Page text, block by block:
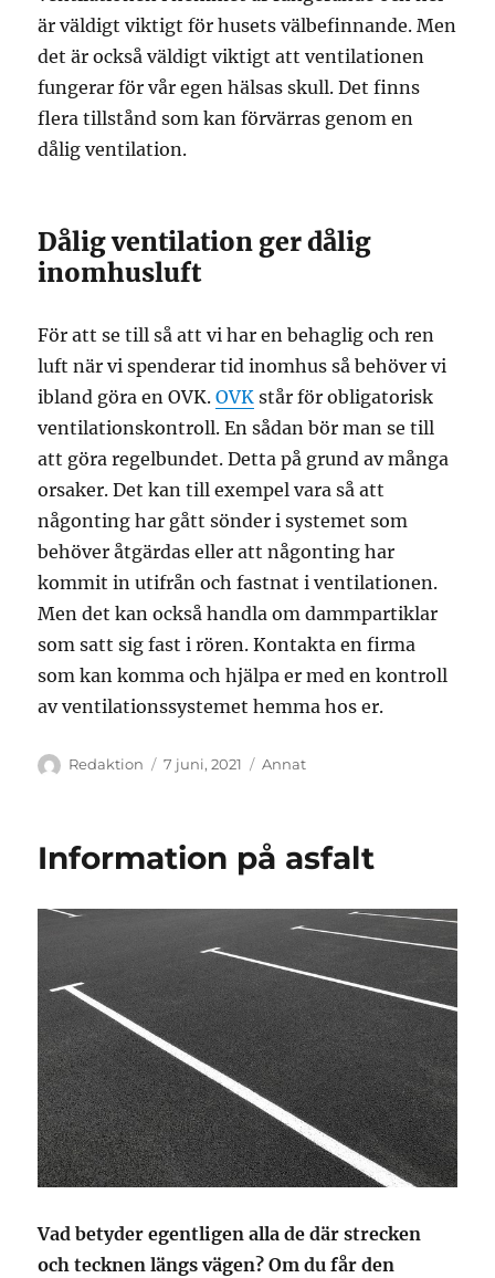
är väldigt viktigt för husets välbefinnande. Men
det är också väldigt viktigt att ventilationen
fungerar för vår egen hälsas skull. Det finns
flera tillstånd som kan förvärras genom en
dålig ventilation.
Dålig ventilation ger dålig
inomhusluft
För att se till så att vi har en behaglig och ren
luft när vi spenderar tid inomhus så behöver vi
ibland göra en OVK.OVK står för obligatorisk
ventilationskontroll. En sådan bör man se till
att göra regelbundet. Detta på grund av många
orsaker. Det kan till exempel vara så att
någonting har gått sönder i systemet som
behöver åtgärdas eller att någonting har
kommit in utifrån och fastnat i ventilationen.
Men det kan också handla om dammpartiklar
som satt sig fast i rören. Kontakta en firma
som kan komma och hjälpa er med en kontroll
av ventilationssystemet hemma hos er.
Författare
Redaktion
Publicerat
7 juni, 2021 Kategorier
Annat
Information på asfalt
Vad betyder egentligen alla de där strecken
och tecknen längs vägen? Om du får den